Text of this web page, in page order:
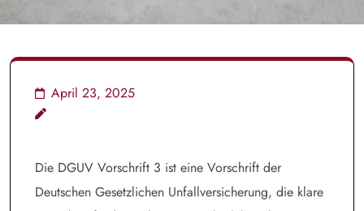
April 23, 2025
Die DGUV Vorschrift 3 ist eine Vorschrift der
Deutschen Gesetzlichen Unfallversicherung, die klare